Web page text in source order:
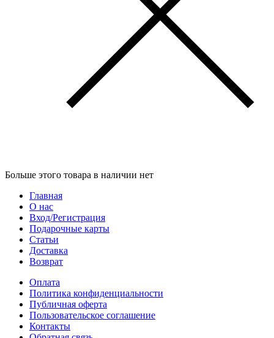
Больше этого товара в наличии нет
Главная
О нас
Вход/Регистрация
Подарочные карты
Статьи
Доставка
Возврат
Оплата
Политика конфиденциальности
Публичная оферта
Пользовательское соглашение
Контакты